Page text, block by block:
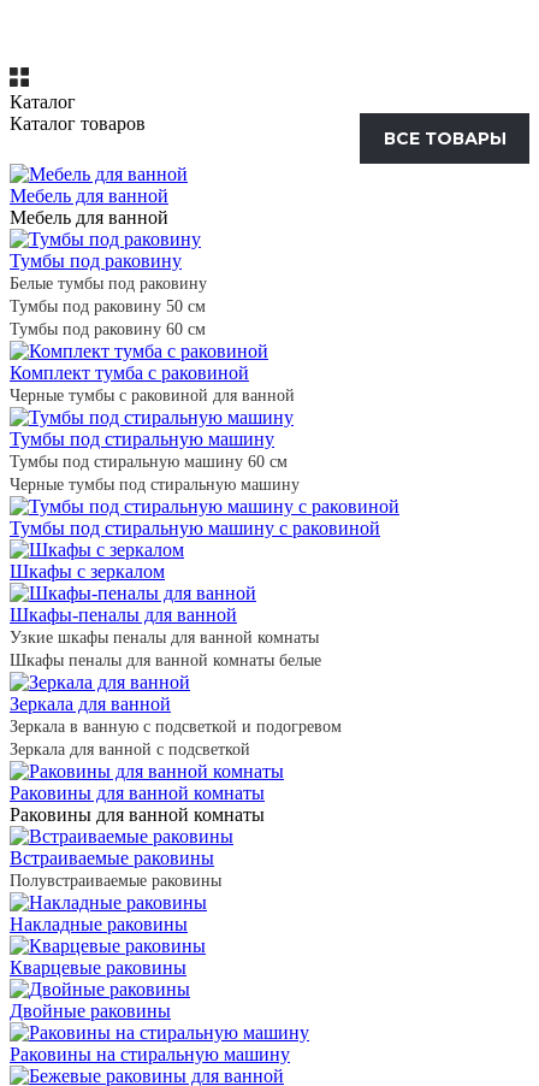
Каталог
Каталог товаров
ВСЕ ТОВАРЫ
Мебель для ванной
Мебель для ванной
Тумбы под раковину
Белые тумбы под раковину
Тумбы под раковину 50 см
Тумбы под раковину 60 см
Комплект тумба с раковиной
Черные тумбы с раковиной для ванной
Тумбы под стиральную машину
Тумбы под стиральную машину 60 см
Черные тумбы под стиральную машину
Тумбы под стиральную машину с раковиной
Шкафы с зеркалом
Шкафы-пеналы для ванной
Узкие шкафы пеналы для ванной комнаты
Шкафы пеналы для ванной комнаты белые
Зеркала для ванной
Зеркала в ванную с подсветкой и подогревом
Зеркала для ванной с подсветкой
Раковины для ванной комнаты
Раковины для ванной комнаты
Встраиваемые раковины
Полувстраиваемые раковины
Накладные раковины
Кварцевые раковины
Двойные раковины
Раковины на стиральную машину